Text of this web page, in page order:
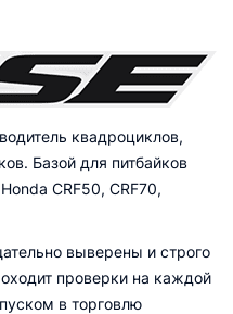
квадроциклов,
Базой для питбайков
CRF50, CRF70,
выверены и строго
проверки на каждой
в торговлю